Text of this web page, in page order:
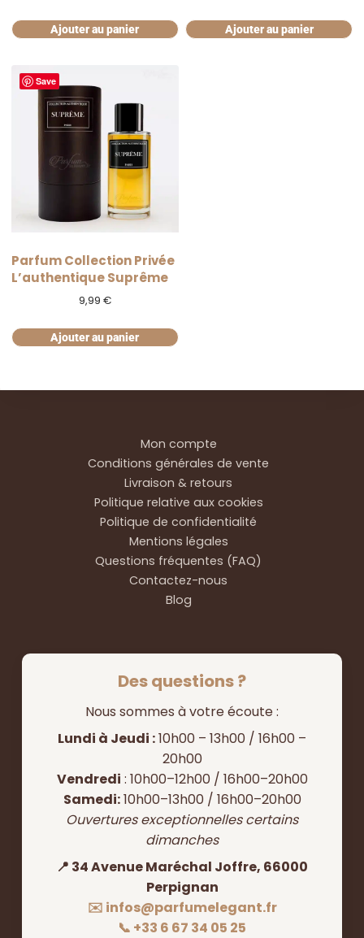
Ajouter au panier Ajouter au panier
Save
Parfum Collection Privée
L’authentique Suprême
9,99 €
Ajouter au panier
Mon compte
Conditions générales de vente
Livraison & retours
Politique relative aux cookies
Politique de confidentialité
Mentions légales
Questions fréquentes (FAQ)
Contactez-nous
Blog
Des questions ?
Nous sommes à votre écoute :
Lundi à Jeudi :10h00 – 13h00 / 16h00 –
20h00
Vendredi : 10h00–12h00 / 16h00–20h00
Samedi:10h00–13h00 / 16h00–20h00
Ouvertures exceptionnelles certains
dimanches
📍 34 Avenue Maréchal Joffre, 66000
Perpignan
✉️ infos@parfumelegant.fr
📞 +33 6 67 34 05 25